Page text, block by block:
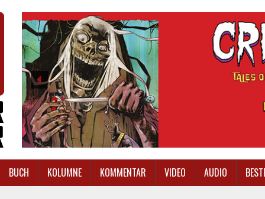
BUCH KOLUMNE KOMMENTAR VIDEO AUDIO